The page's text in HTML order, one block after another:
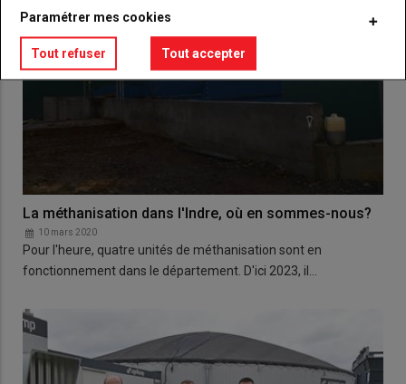
La méthanisation dans l'Indre, où en sommes-nous?
10 mars 2020
Pour l'heure, quatre unités de méthanisation sont en
fonctionnement dans le département. D'ici 2023, il…
Paramétrer mes cookies
Tout refuser Tout accepter